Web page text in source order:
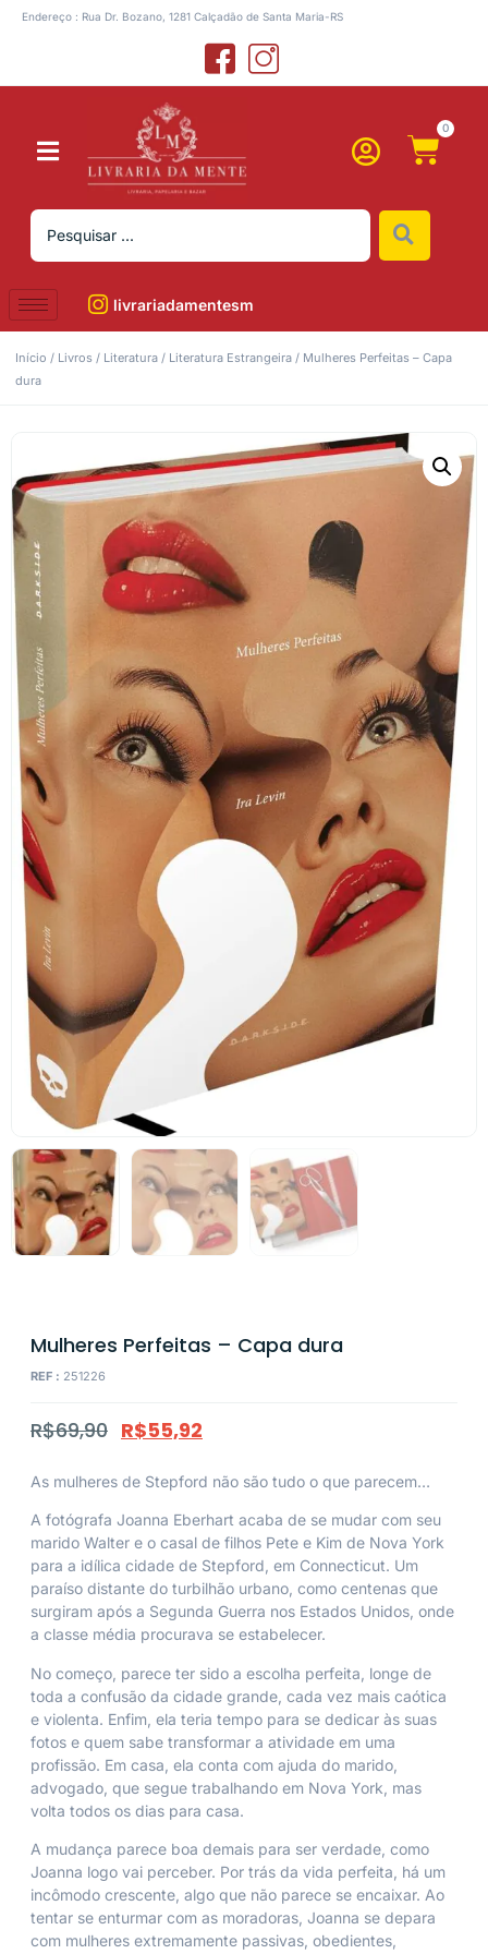
Endereço : Rua Dr. Bozano, 1281 Calçadão de Santa Maria-RS
0
livrariadamentesm
Início / Livros / Literatura / Literatura Estrangeira / Mulheres Perfeitas – Capa
dura
Mulheres Perfeitas – Capa dura
REF : 251226
R$69,90 R$55,92
As mulheres de Stepford não são tudo o que parecem…
A fotógrafa Joanna Eberhart acaba de se mudar com seu
marido Walter e o casal de filhos Pete e Kim de Nova York
para a idílica cidade de Stepford, em Connecticut. Um
paraíso distante do turbilhão urbano, como centenas que
surgiram após a Segunda Guerra nos Estados Unidos, onde
a classe média procurava se estabelecer.
No começo, parece ter sido a escolha perfeita, longe de
toda a confusão da cidade grande, cada vez mais caótica
e violenta. Enfim, ela teria tempo para se dedicar às suas
fotos e quem sabe transformar a atividade em uma
profissão. Em casa, ela conta com ajuda do marido,
advogado, que segue trabalhando em Nova York, mas
volta todos os dias para casa.
A mudança parece boa demais para ser verdade, como
Joanna logo vai perceber. Por trás da vida perfeita, há um
incômodo crescente, algo que não parece se encaixar. Ao
tentar se enturmar com as moradoras, Joanna se depara
com mulheres extremamente passivas, obedientes,